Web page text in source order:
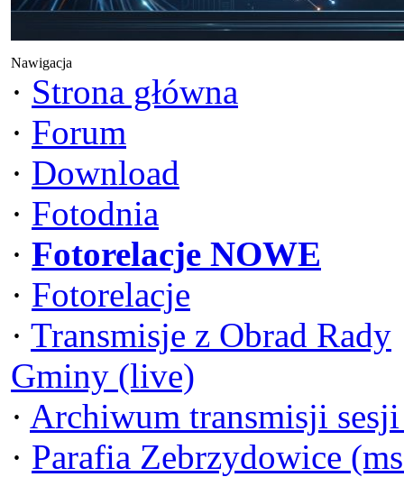
Nawigacja
· Strona główna
· Forum
· Download
· Fotodnia
· Fotorelacje NOWE
· Fotorelacje
· Transmisje z Obrad Rady
Gminy (live)
· Archiwum transmisji
· Parafia Zebrzydowice